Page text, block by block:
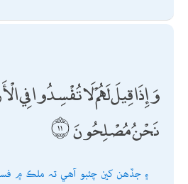
وَإِذَا قِيلَ لَهُمْ لَا تُفْسِدُوا فِي
نَحْنُ مُصْلِحُونَ
۽ جڏھن کين چئبو آھي تہ ملڪ ۾